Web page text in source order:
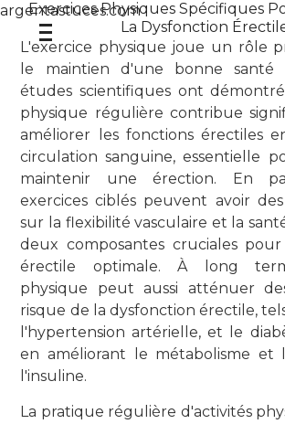
argentastuces.com
Exercices Physiques Spécifiques
La Dysfonction
L'exercice physique joue un rôle
le maintien d'une bonne santé
études scientifiques ont
physique régulière contribue
améliorer les fonctions érectiles
circulation sanguine, essentielle
maintenir une érection. En
exercices ciblés peuvent avoir
sur la flexibilité vasculaire et la
deux composantes cruciales
érectile optimale. À long
physique peut aussi atténuer
risque de la dysfonction érectile,
l'hypertension artérielle, et le
en améliorant le métabolisme et
l'insuline.
La pratique régulière d'activités